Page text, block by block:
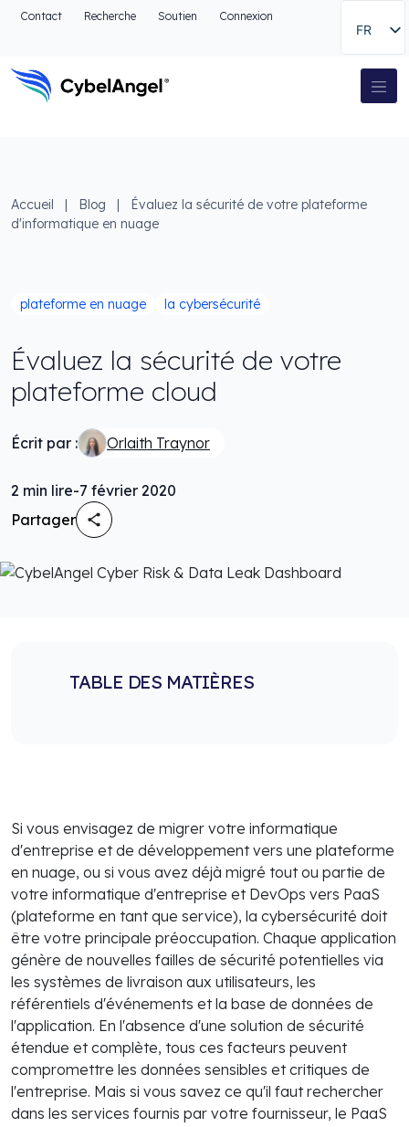
Aller à l'en-tête
Aller à la recherche
Aller au pied de page
Contact Recherche Soutien Connexion
FR
Navigation principale
Accueil | Blog |
Évaluez la sécurité de votre plateforme
d'informatique en nuage
plateforme en nuage la cybersécurité
Évaluez la sécurité de votre
plateforme cloud
Écrit par : Orlaith Traynor
2 min lire-7 février 2020
Partager
TABLE DES MATIÈRES
Si vous envisagez de migrer votre informatique
d'entreprise et de développement vers une plateforme
en nuage, ou si vous avez déjà migré tout ou partie de
votre informatique d'entreprise et DevOps vers PaaS
(plateforme en tant que service), la cybersécurité doit
être votre principale préoccupation. Chaque application
génère de nouvelles failles de sécurité potentielles via
les systèmes de livraison aux utilisateurs, les
référentiels d'événements et la base de données de
l'application. En l'absence d'une solution de sécurité
étendue et complète, tous ces facteurs peuvent
compromettre les données sensibles et critiques de
l'entreprise. Mais si vous savez ce qu'il faut rechercher
dans les services fournis par votre fournisseur, le PaaS